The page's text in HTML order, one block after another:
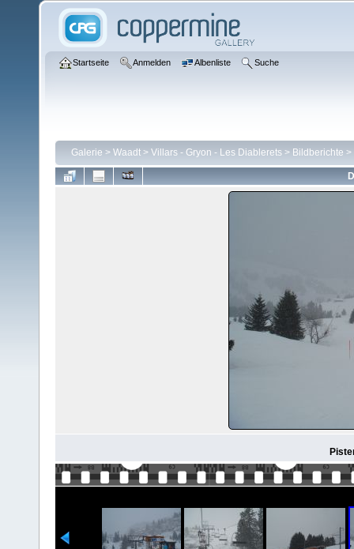
Startseite Anmelden Albenliste Suche
Galerie > Waadt > Villars - Gryon - Les Diablerets > Bildberichte >